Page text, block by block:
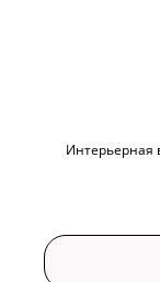
Интерьерная